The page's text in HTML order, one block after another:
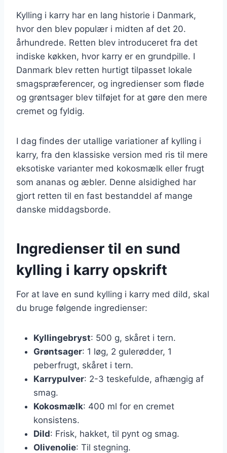
Kylling i karry har en lang historie i Danmark,
hvor den blev populær i midten af det 20.
århundrede. Retten blev introduceret fra det
indiske køkken, hvor karry er en grundpille. I
Danmark blev retten hurtigt tilpasset lokale
smagspræferencer, og ingredienser som fløde
og grøntsager blev tilføjet for at gøre den mere
cremet og fyldig.
I dag findes der utallige variationer af kylling i
karry, fra den klassiske version med ris til mere
eksotiske varianter med kokosmælk eller frugt
som ananas og æbler. Denne alsidighed har
gjort retten til en fast bestanddel af mange
danske middagsborde.
Ingredienser til en sund
kylling i karry opskrift
For at lave en sund kylling i karry med dild, skal
du bruge følgende ingredienser:
Kyllingebryst: 500 g, skåret i tern.
Grøntsager: 1 løg, 2 gulerødder, 1
peberfrugt, skåret i tern.
Karrypulver: 2-3 teskefulde, afhængig af
smag.
Kokosmælk: 400 ml for en cremet
konsistens.
Dild: Frisk, hakket, til pynt og smag.
Olivenolie: Til stegning.